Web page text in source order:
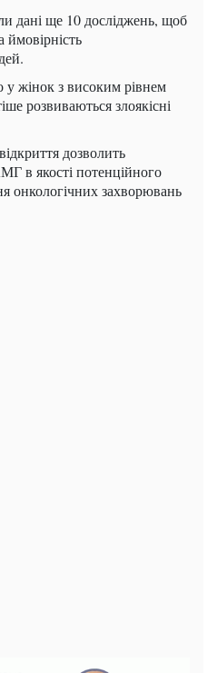
дані ще 10 досліджень, щоб
жінок з високим рівнем
розвиваються злоякісні
дозволить
в якості потенційного
онкологічних захворювань